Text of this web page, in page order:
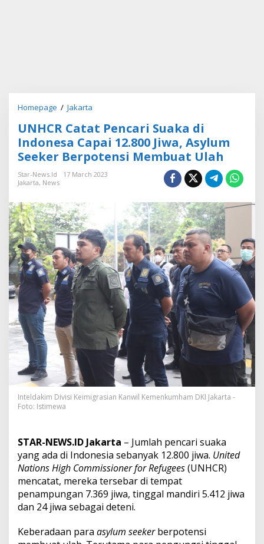
Homepage / Jakarta
H
C
R
C
a
n
c
a
r
i
S
a
i
o
n
a
C
a
p
a
i
1
2
8
UNHCR Catat Pencari Suaka di
Indonesa Capai 12.800 Jiwa, Asylum
Seeker Berpotensi Membuat Ulah
Star-News.id
17 March 2023
Jakarta, News
Inteldakim Divisi Keimigrasian Kanwil Kemenkumham DKI Jakarta -
Foto: Istimewa
STAR-NEWS.ID Jakarta – Jumlah pencari suaka
yang ada di Indonesia sebanyak 12.800 jiwa. United
Nations High Commissioner for Refugees(UNHCR)
mencatat, mereka tersebar di tempat
penampungan 7.369 jiwa, tinggal mandiri 5.412 jiwa
dan 24 jiwa sebagai deteni.
Keberadaan para asylum seekerberpotensi